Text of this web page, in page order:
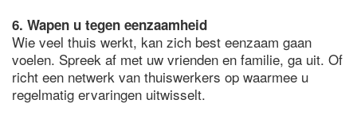
6. Wapen u tegen eenzaamheid
Wie veel thuis werkt, kan zich best eenzaam gaan
voelen. Spreek af met uw vrienden en familie, ga uit. Of
richt een netwerk van thuiswerkers op waarmee u
regelmatig ervaringen uitwisselt.